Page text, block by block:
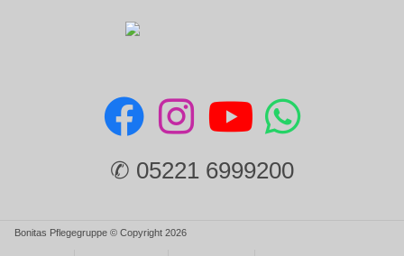
✆ 05221 6999200
Bonitas Pflegegruppe © Copyright 2026